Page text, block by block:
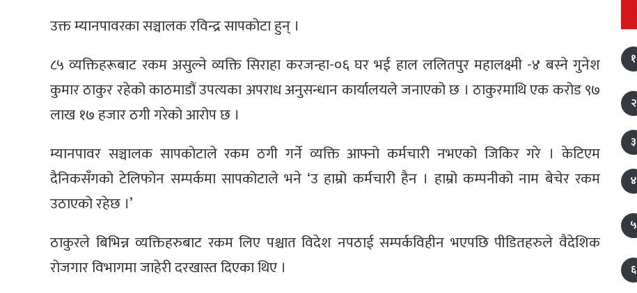
उक्त म्यानपावरका सञ्चालक रविन्द्र सापकोटा हुन् ।
८५ व्यक्तिहरूबाट रकम असुल्ने व्यक्ति सिराहा करजन्हा-०६ घर भई हाल ललितपुर महालक्ष्मी -४ बस्ने गुनेश
कुमार ठाकुर रहेको काठमाडौं उपत्यका अपराध अनुसन्धान कार्यालयले जनाएको छ । ठाकुरमाथि एक करोड ९७
लाख १७ हजार ठगी गरेको आरोप छ ।
म्यानपावर सञ्चालक सापकोटाले रकम ठगी गर्ने व्यक्ति आफ्नो कर्मचारी नभएको जिकिर गरे । केटिएम
दैनिकसँगको टेलिफोन सम्पर्कमा सापकोटाले भने ‘उ हाम्रो कर्मचारी हैन । हाम्रो कम्पनीको नाम बेचेर रकम
उठाएको रहेछ ।’
ठाकुरले बिभिन्न व्यक्तिहरुबाट रकम लिए पश्चात विदेश नपठाई सम्पर्कविहीन भएपछि पीडितहरुले वैदेशिक
रोजगार विभागमा जाहेरी दरखास्त दिएका थिए ।
१
२
३
४
५
६